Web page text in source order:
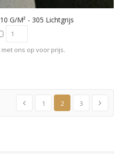
G/m² - 305 Lichtgrijs
ons op voor prijs.
1 2 3